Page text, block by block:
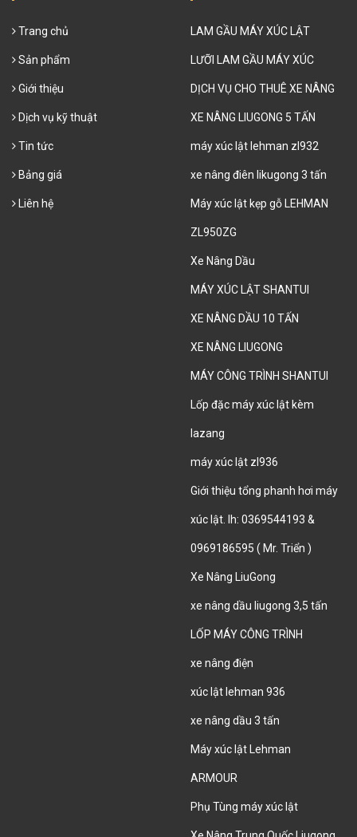
Trang chủ
Sản phẩm
Giới thiệu
Dịch vụ kỹ thuật
Tin tức
Bảng giá
Liên hệ
LAM GẦU MÁY XÚC LẬT
LƯỠI LAM GẦU MÁY XÚC
DỊCH VỤ CHO THUÊ XE NÂNG
XE NÂNG LIUGONG 5 TẤN
máy xúc lật lehman zl932
xe nâng điên likugong 3 tấn
Máy xúc lật kẹp gỗ LEHMAN
ZL950ZG
Xe Nâng Dầu
MÁY XÚC LẬT SHANTUI
XE NÂNG DẦU 10 TẤN
XE NÂNG LIUGONG
MÁY CÔNG TRÌNH SHANTUI
Lốp đặc máy xúc lật kèm
lazang
máy xúc lật zl936
Giới thiệu tổng phanh hơi máy
xúc lật. lh: 0369544193 &
0969186595 ( Mr. Triển )
Xe Nâng LiuGong
xe nâng dầu liugong 3,5 tấn
LỐP MÁY CÔNG TRÌNH
xe nâng điện
xúc lật lehman 936
xe nâng dầu 3 tấn
Máy xúc lật Lehman
ARMOUR
Phụ Tùng máy xúc lật